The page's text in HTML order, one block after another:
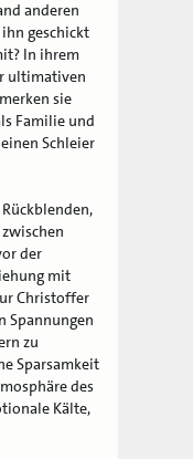
anderen
geschickt
In ihrem
ultimativen
sie
Familie und
Schleier
der
mit
Christoffer
Spannungen
zu
Sparsamkeit
des
Kälte,